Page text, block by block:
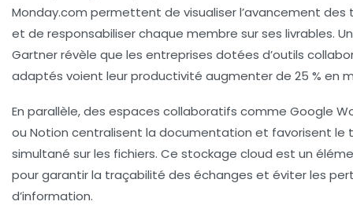
Monday.com permettent de visualiser l’avancement des
et de responsabiliser chaque membre sur ses livrables.
Gartner révèle que les entreprises dotées d’outils
adaptés voient leurproductivité augmenter de 25 % en
En parallèle, des espaces collaboratifs comme Google
ou Notion centralisent la documentation et favorisent le
simultané sur les fichiers. Ce stockage cloud est un
pour garantir la traçabilité des échanges et éviter les
d’information.